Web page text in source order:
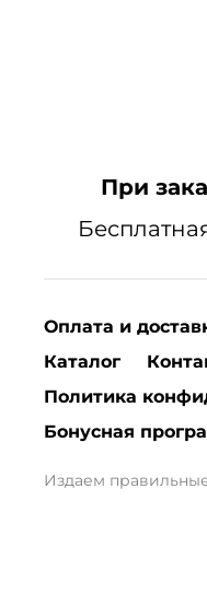
При
Оплата и
Каталог
Политика
Бонусная
Издаем